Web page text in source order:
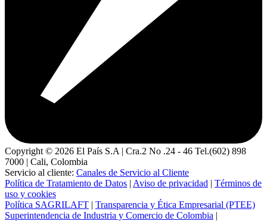
Copyright © 2026 El País S.A | Cra.2 No .24 - 46 Tel.(602) 898
7000 | Cali, Colombia
Servicio al cliente: Canales de Servicio al Cliente
Política de Tratamiento de Datos | Aviso de privacidad | Términos de
uso y cookies
Política SAGRILAFT | Transparencia y Ética Empresarial (PTEE)
Superintendencia de Industria y Comercio de Colombia |